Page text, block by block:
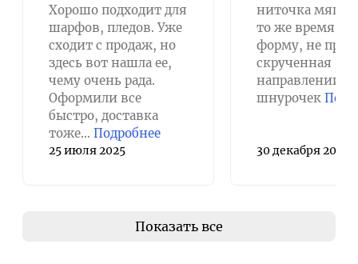
Хорошо подходит для
шарфов, пледов. Уже
сходит с продаж, но
здесь вот нашла ее,
чему очень рада.
Оформили все
быстро, доставка
тоже... Подробнее
25 июля 2025
ниточка
то же время
форму, не
скрученная в
направлении, а
шнурочек
30 декабря 2024
Показать все